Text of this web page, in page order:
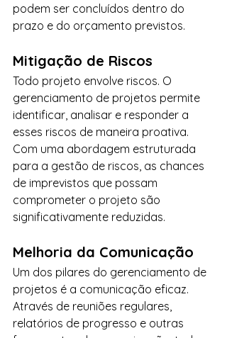
podem ser concluídos dentro do
prazo e do orçamento previstos.
Mitigação de Riscos
Todo projeto envolve riscos. O
gerenciamento de projetos permite
identificar, analisar e responder a
esses riscos de maneira proativa.
Com uma abordagem estruturada
para a gestão de riscos, as chances
de imprevistos que possam
comprometer o projeto são
significativamente reduzidas.
Melhoria da Comunicação
Um dos pilares do gerenciamento de
projetos é a comunicação eficaz.
Através de reuniões regulares,
relatórios de progresso e outras